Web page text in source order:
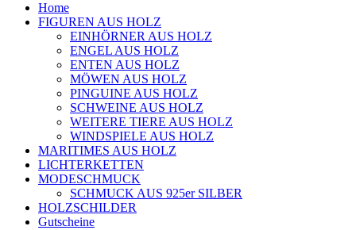
Home
FIGUREN AUS HOLZ
EINHÖRNER AUS HOLZ
ENGEL AUS HOLZ
ENTEN AUS HOLZ
MÖWEN AUS HOLZ
PINGUINE AUS HOLZ
SCHWEINE AUS HOLZ
WEITERE TIERE AUS HOLZ
WINDSPIELE AUS HOLZ
MARITIMES AUS HOLZ
LICHTERKETTEN
MODESCHMUCK
SCHMUCK AUS 925er SILBER
HOLZSCHILDER
Gutscheine